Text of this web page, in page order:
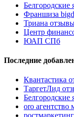
Белгородские
Франшиза
Триана
Центр
ЮАП СПб
Последние
Квантастика
ТаргетЛид
Белгородские
oro агентство